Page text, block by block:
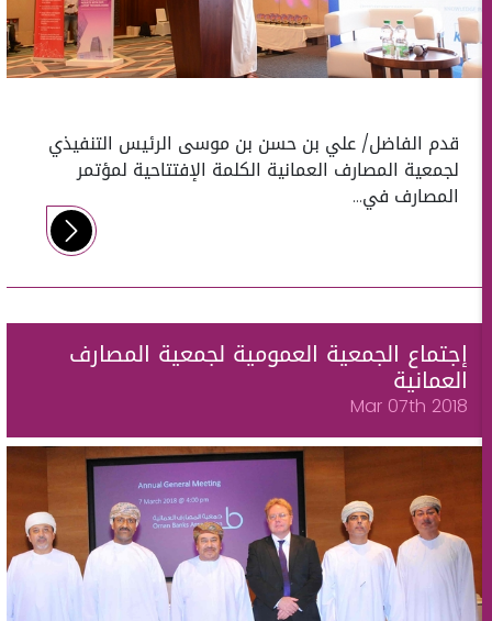
قدم الفاضل/ علي بن حسن بن موسى الرئيس التنفيذي
لجمعية المصارف العمانية الكلمة الإفتتاحية لمؤتمر
المصارف في...
إجتماع الجمعية العمومية لجمعية المصارف
العمانية
Mar 07th 2018